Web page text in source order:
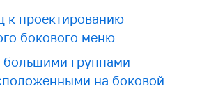
к проектированию
бокового меню
большими группами
на боковой